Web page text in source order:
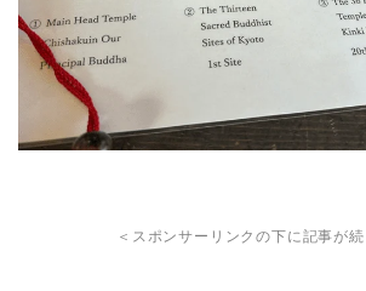
＜スポンサーリンクの下に記事が続